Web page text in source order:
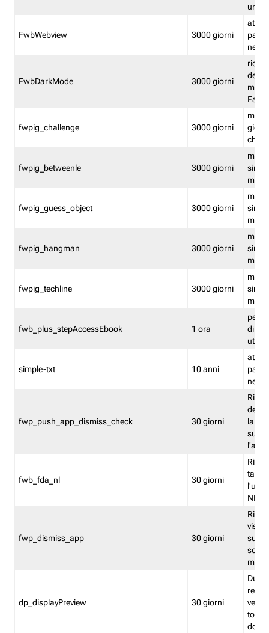
una
FwbWebview 3000 giorni
attiva
FwbDarkMode 3000 giorni
fwpig_challenge 3000 giorni
fwpig_betweenle 3000 giorni
fwpig_guess_object 3000 giorni
fwpig_hangman 3000 giorni
fwpig_techline 3000 giorni
fwb_plus_stepAccessEbook 1 ora
di un
simple-txt 10 anni
attiva
fwp_push_app_dismiss_check 30 giorni
la
fwb_fda_nl 30 giorni
NL
fwp_dismiss_app 30 giorni
visto
dp_displayPreview 30 giorni
torna
dopo